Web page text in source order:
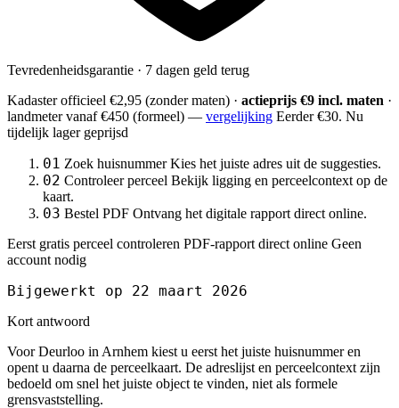
Tevredenheidsgarantie · 7 dagen geld terug
Kadaster officieel €2,95 (zonder maten) · actieprijs €9 incl. maten ·
landmetervanaf €450 (formeel) — vergelijking Eerder €30. Nu
tijdelijk lager geprijsd
01 Zoek huisnummer Kies het juiste adres uit de suggesties.
02 Controleer perceel Bekijk ligging en perceelcontext op de
kaart.
03 Bestel PDF Ontvang het digitale rapport direct online.
Eerst gratis perceel controleren PDF-rapport direct online Geen
account nodig
Bijgewerkt op 22 maart 2026
Kort antwoord
Voor Deurloo in Arnhem kiest u eerst het juiste huisnummer en
opent u daarna de perceelkaart. De adreslijst en perceelcontext zijn
bedoeld om snel het juiste object te vinden, niet als formele
grensvaststelling.